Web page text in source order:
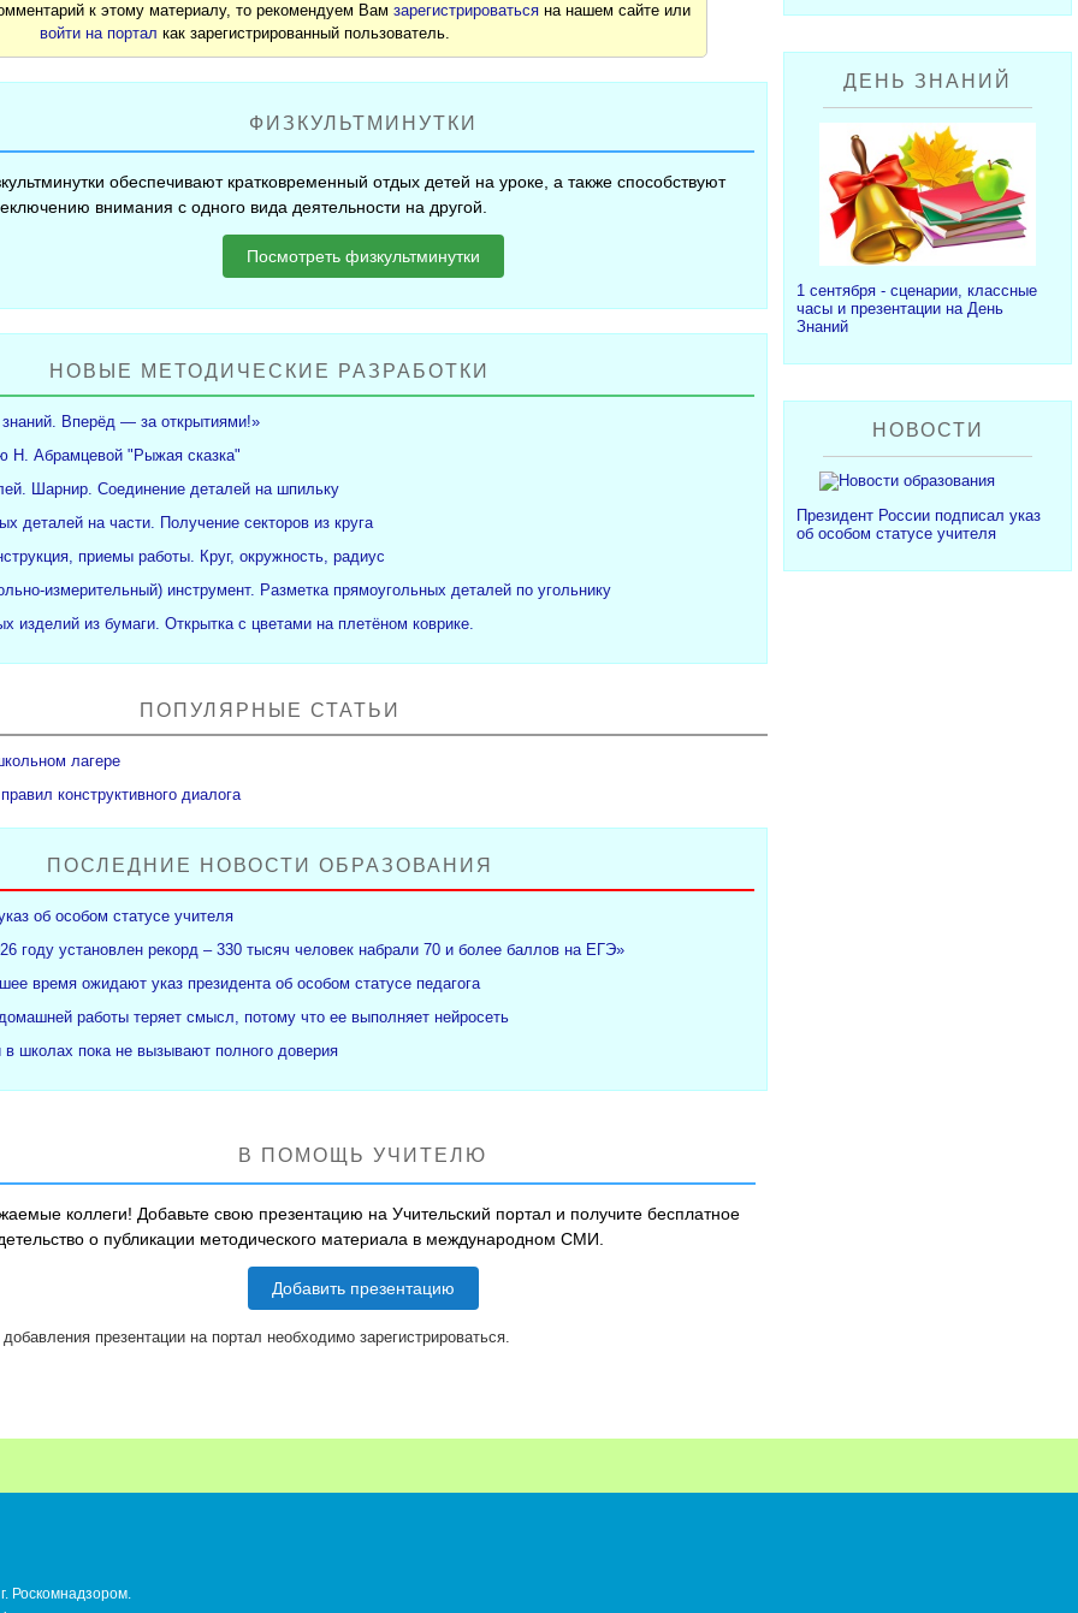
к этому материалу, то рекомендуем Вамзарегистрироваться на нашем сайте или
войти на портал как зарегистрированный пользователь.
ФИЗКУЛЬТМИНУТКИ
обеспечивают кратковременный отдых детей на уроке, а также способствуют
внимания с одного вида деятельности на другой.
Посмотреть физкультминутки
НОВЫЕ МЕТОДИЧЕСКИЕ РАЗРАБОТКИ
Вперёд — за открытиями!»
Н. Абрамцевой "Рыжая сказка"
Шарнир. Соединение деталей на шпильку
деталей на части. Получение секторов из круга
приемы работы. Круг, окружность, радиус
измерительный) инструмент. Разметка прямоугольных деталей по угольнику
изделий из бумаги. Открытка с цветами на плетёном коврике.
ПОПУЛЯРНЫЕ СТАТЬИ
лагере
конструктивного диалога
ПОСЛЕДНИЕ НОВОСТИ ОБРАЗОВАНИЯ
об особом статусе учителя
году установлен рекорд – 330 тысяч человек набрали 70 и более баллов на ЕГЭ»
время ожидают указ президента об особом статусе педагога
работы теряет смысл, потому что ее выполняет нейросеть
в школах пока не вызывают полного доверия
В ПОМОЩЬ УЧИТЕЛЮ
коллеги! Добавьте свою презентацию на Учительский портал и получите бесплатное
о публикации методического материала в международном СМИ.
Добавить презентацию
презентации на портал необходимо зарегистрироваться.
ДЕНЬ ЗНАНИЙ
1 сентября - сценарии, классные
часы и презентации на День
Знаний
НОВОСТИ
Президент России подписал указ
об особом статусе учителя
Роскомнадзором.